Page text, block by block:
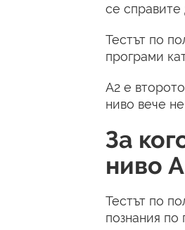
се справите
Тестът по
програми
A2 е
ниво вече
За
ниво
Тестът по
познания по